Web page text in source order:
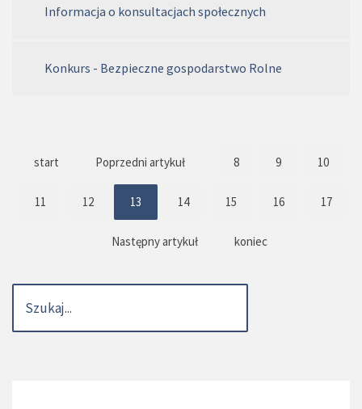
Informacja o konsultacjach społecznych
Konkurs - Bezpieczne gospodarstwo Rolne
start Poprzedni artykuł 8 9 10
11 12 13 14 15 16 17
Następny artykuł koniec